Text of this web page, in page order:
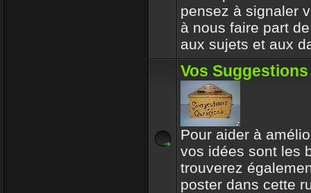
pensez à signaler
à nous faire part
aux sujets et aux
Vos Suggestions
Pour aider à
vos idées sont les
trouverez
poster dans cette